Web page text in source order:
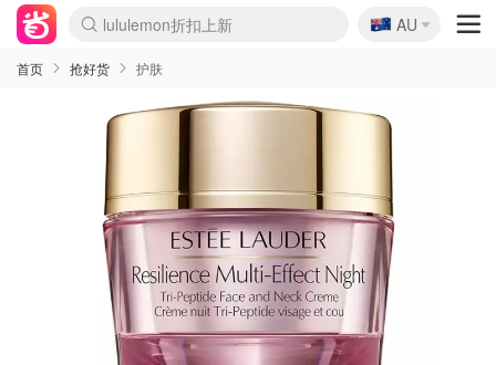
lululemon折扣上新
Sasa美妆护肤3.5折
SSENSE年中3折
FreshBeauty好价汇总
Cettire降价+叠9折
Farfetch折上8折
WWS Coles超市实拍
viagogo二手票捡漏
Myer清仓1折起
The Outnet奢牌1折起
David Jones 3折起
Flannels大牌1折
Perfumes Club护肤1折
AMIRO返校季6.2折
Oweek抽奖送Airpods
Amazon折扣汇总
eToro入金$200送$50
Amazon数码好物
ICONIC本周7.5折
ThedoubleF高奢地板价
Moose Knuckles 6折
丝芙兰5折起
EUFY官网3.7折起
Selenichast首饰2折
Trip机票酒店促销
YSL送5件彩妆礼
Amazon家居好物
BIGBANG巡演开票
David Jones时尚3折
Amazon美妆护肤
雅漾大喷$8
过敏原检测盒$33
伊索独家赠50ml沐浴露
科颜氏清仓3折
SEALIFE海洋馆门票6折
丝塔芙大白罐$16
订阅Newsletter送香薰
Cult Beauty 6.8折
Harrods圣诞日历2.3折
LN-CC奢牌私促3折
d'Alba空姐喷雾$16
EVE LOM套装逆天2折
Bernardelli独家4折
Adore Beauty 6折起
CT圣诞日历
Mytheresa奢品2.7折
Luxury Escapes 9折
Currentbody美容仪9折
MOON Garden Live
ALLSAINTS美衣3折
Roborock扫地机3.7折
Tingo Life水杯$24
Valentino官网5折
CR洗发护发6.3折
🇦🇺
AU
首页 抢好货 护肤